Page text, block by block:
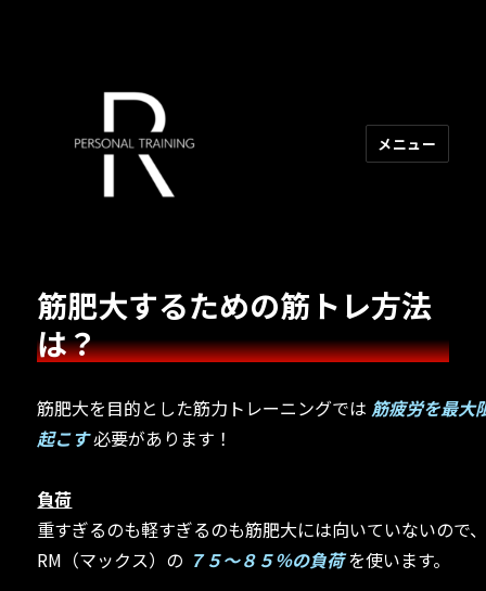
メニュー
筋肥大するための筋トレ方法
は？
筋肥大を目的とした筋力トレーニングでは 筋疲労を最大
起こす必要があります！
負荷
重すぎるのも軽すぎるのも筋肥大には向いていないので
RM（マックス）の ７５～８５％の負荷を使います。